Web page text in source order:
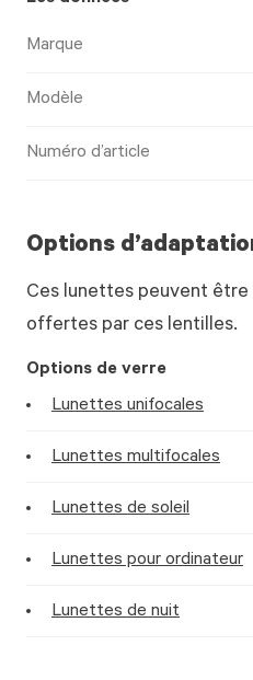
Marque
Modèle
Numéro d’article
Options
Ces lunettes peuvent
offertes par ces lentilles.
Options de verre
Lunettes unifocales
Lunettes multifocales
Lunettes de soleil
Lunettes pour ordinateur
Lunettes de nuit